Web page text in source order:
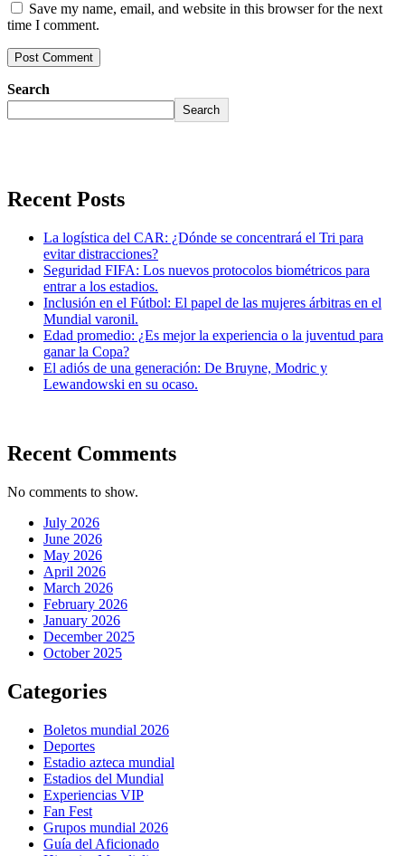
Save my name, email, and website in this browser for the next
time I comment.
Search
Search
Recent Posts
La logística del CAR: ¿Dónde se concentrará el Tri para
evitar distracciones?
Seguridad FIFA: Los nuevos protocolos biométricos para
entrar a los estadios.
Inclusión en el Fútbol: El papel de las mujeres árbitras en el
Mundial varonil.
Edad promedio: ¿Es mejor la experiencia o la juventud para
ganar la Copa?
El adiós de una generación: De Bruyne, Modric y
Lewandowski en su ocaso.
Recent Comments
No comments to show.
July 2026
June 2026
May 2026
April 2026
March 2026
February 2026
January 2026
December 2025
October 2025
Categories
Boletos mundial 2026
Deportes
Estadio azteca mundial
Estadios del Mundial
Experiencias VIP
Fan Fest
Grupos mundial 2026
Guía del Aficionado